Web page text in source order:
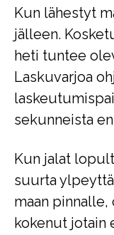
Kun lähestyt
jälleen.
heti tuntee
Laskuvarjoa
sekunneista
Kun jalat
suurta
maan pinnalle,
kokenut jotain